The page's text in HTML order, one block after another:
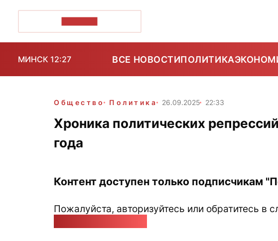
МИНСК 12:27 ВСЕ НОВОСТИПОЛИТИКА
Общество Политика 26.09.2025 22:33
Хроника политических
года
Контент доступен только подписчикам
Пожалуйста, авторизуйтесь или обратитесь в